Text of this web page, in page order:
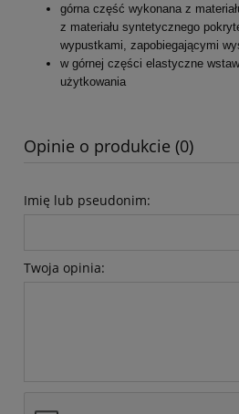
górna część wykonana z
z materiału syntetycznego
wypustkami, zapobiegającymi
w górnej części elastyczne
użytkowania
Opinie o produkcie (0)
Imię lub pseudonim:
Twoja opinia: